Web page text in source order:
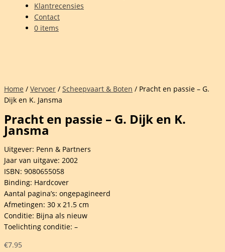
Klantrecensies
Contact
0 items
Home / Vervoer / Scheepvaart & Boten / Pracht en passie – G.
Dijk en K. Jansma
Pracht en passie – G. Dijk en K.
Jansma
Uitgever: Penn & Partners
Jaar van uitgave: 2002
ISBN: 9080655058
Binding: Hardcover
Aantal pagina’s: ongepagineerd
Afmetingen: 30 x 21.5 cm
Conditie: Bijna als nieuw
Toelichting conditie: –
€7.95